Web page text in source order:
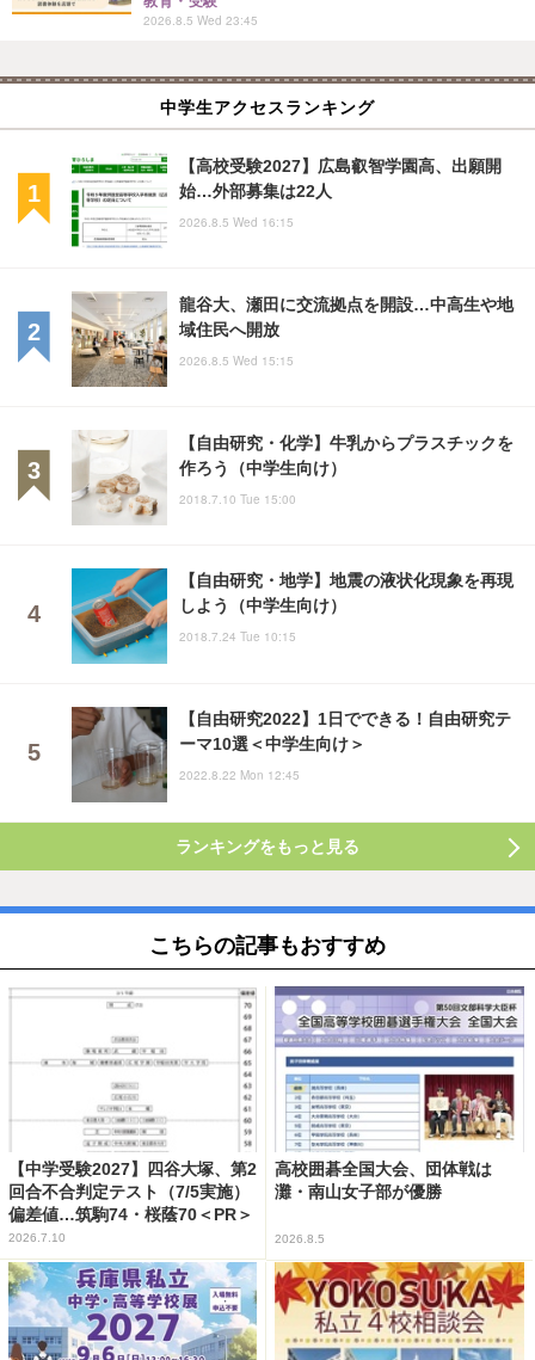
2026.8.5 Wed 23:45
中学生アクセスランキング
【高校受験2027】広島叡智学園高、出願開
始…外部募集は22人
2026.8.5 Wed 16:15
龍谷大、瀬田に交流拠点を開設…中高生や地
域住民へ開放
2026.8.5 Wed 15:15
【自由研究・化学】牛乳からプラスチックを
作ろう（中学生向け）
2018.7.10 Tue 15:00
【自由研究・地学】地震の液状化現象を再現
しよう（中学生向け）
2018.7.24 Tue 10:15
【自由研究2022】1日でできる！自由研究テ
ーマ10選＜中学生向け＞
2022.8.22 Mon 12:45
ランキングをもっと見る
こちらの記事もおすすめ
【中学受験2027】四谷大塚、第2
回合不合判定テスト（7/5実施）
偏差値…筑駒74・桜蔭70＜PR＞
2026.7.10
高校囲碁全国大会、団体戦は
灘・南山女子部が優勝
2026.8.5